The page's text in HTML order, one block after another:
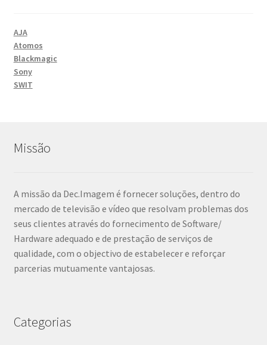
AJA
Atomos
Blackmagic
Sony
SWIT
Missão
A missão da Dec.Imagem é fornecer soluções, dentro do
mercado de televisão e vídeo que resolvam problemas dos
seus clientes através do fornecimento de Software/
Hardware adequado e de prestação de serviços de
qualidade, com o objectivo de estabelecer e reforçar
parcerias mutuamente vantajosas.
Categorias